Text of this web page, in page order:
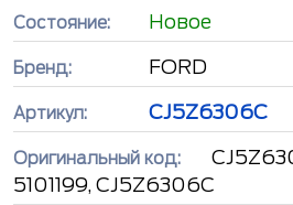
Состояние: Новое
Бренд: FORD
Артикул: CJ5Z6306C
Оригинальный код:
5101199, CJ5Z6306C